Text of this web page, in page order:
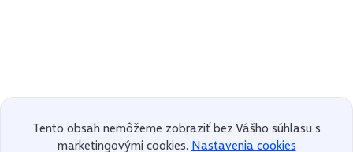
Tento obsah nemôžeme zobraziť bez Vášho súhlasu s
marketingovými cookies. Nastavenia cookies